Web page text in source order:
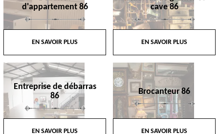
d'appartement 86
EN SAVOIR PLUS
cave 86
EN SAVOIR PLUS
Entreprise de débarras
86
EN SAVOIR PLUS
Brocanteur 86
EN SAVOIR PLUS